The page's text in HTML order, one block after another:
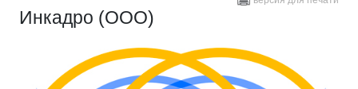
Инкадро (ООО)